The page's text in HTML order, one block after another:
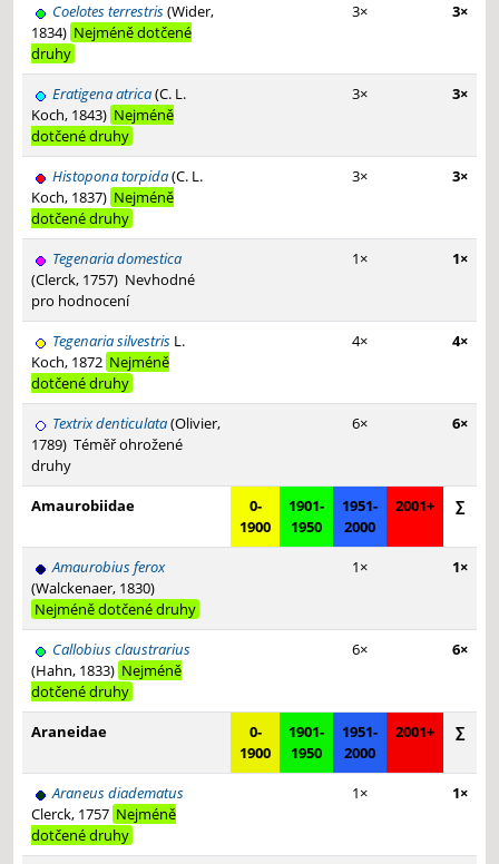
Coelotes terrestris(Wider,
1834) Nejméně dotčené
druhy
3× 3×
Eratigena atrica(C. L.
Koch, 1843) Nejméně
dotčené druhy
3× 3×
Histopona torpida(C. L.
Koch, 1837) Nejméně
dotčené druhy
3× 3×
Tegenaria domestica
(Clerck, 1757) Nevhodné
pro hodnocení
1× 1×
Tegenaria silvestris L.
Koch, 1872 Nejméně
dotčené druhy
4× 4×
Textrix denticulata(Olivier,
1789) Téměř ohrožené
druhy
6× 6×
Amaurobiidae
0-
1900
1901-
1950
1951-
2000
2001+ ∑
Amaurobius ferox
(Walckenaer, 1830)
Nejméně dotčené druhy
1× 1×
Callobius claustrarius
(Hahn, 1833) Nejméně
dotčené druhy
6× 6×
Araneidae
0-
1900
1901-
1950
1951-
2000
2001+ ∑
Araneus diadematus
Clerck, 1757 Nejméně
dotčené druhy
1× 1×